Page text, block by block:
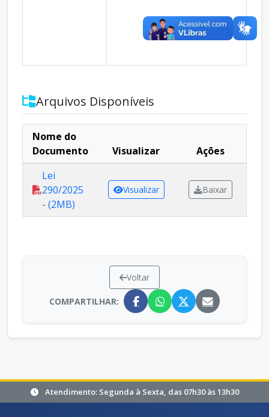
Arquivos Disponíveis
Nome do
Documento
Visualizar
Ações
Lei
290/2025
- (2MB)
Visualizar Baixar
Voltar
COMPARTILHAR:
Atendimento: Segunda à Sexta, das 07h30 às 13h30